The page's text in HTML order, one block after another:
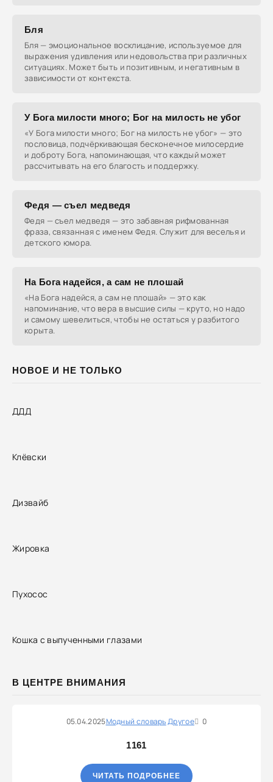
НОВОЕ И НЕ ТОЛЬКО
ДДД
Клёвски
Дизвайб
Жировка
Пухосос
Кошка с выпученными глазами
В ЦЕНТРЕ ВНИМАНИЯ
05.04.2025Модный словарьДругое 0
1161
ЧИТАТЬ ПОДРОБНЕЕ
Бля
Бля — эмоциональное восклицание, используемое для
выражения удивления или недовольства при различных
ситуациях. Может быть и позитивным, и негативным в
зависимости от контекста.
У Бога милости много; Бог на милость не убог
«У Бога милости много; Бог на милость не убог» — это
пословица, подчёркивающая бесконечное милосердие
и доброту Бога, напоминающая, что каждый может
рассчитывать на его благость и поддержку.
Федя — съел медведя
Федя — съел медведя — это забавная рифмованная
фраза, связанная с именем Федя. Служит для веселья и
детского юмора.
На Бога надейся, а сам не плошай
«На Бога надейся, а сам не плошай» — это как
напоминание, что вера в высшие силы — круто, но надо
и самому шевелиться, чтобы не остаться у разбитого
корыта.